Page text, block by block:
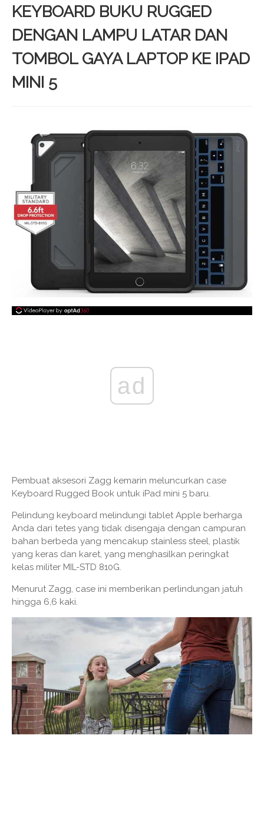
KEYBOARD BUKU RUGGED
DENGAN LAMPU LATAR DAN
TOMBOL GAYA LAPTOP KE IPAD
MINI 5
ad
Pembuat aksesori Zagg kemarin meluncurkan case
Keyboard Rugged Book untuk iPad mini 5 baru.
Pelindung keyboard melindungi tablet Apple berharga
Anda dari tetes yang tidak disengaja dengan campuran
bahan berbeda yang mencakup stainless steel, plastik
yang keras dan karet, yang menghasilkan peringkat
kelas militer MIL-STD 810G.
Menurut Zagg, case ini memberikan perlindungan jatuh
hingga 6,6 kaki.